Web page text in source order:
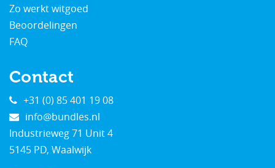
Zo werkt witgoed
Beoordelingen
FAQ
Contact
+31 (0) 85 401 19 08
info@bundles.nl
Industrieweg 71 Unit 4
5145 PD, Waalwijk